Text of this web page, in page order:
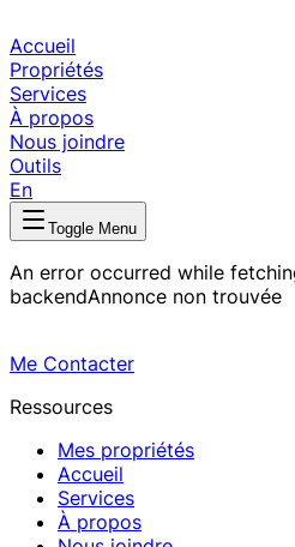
Accueil
Propriétés
Services
À propos
Nous joindre
Outils
En
Toggle Menu
An error occurred while
backendAnnonce non trouvée
Me Contacter
Ressources
Mes propriétés
Accueil
Services
À propos